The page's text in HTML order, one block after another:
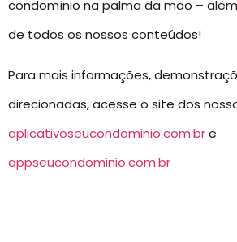
condomínio na palma da mão –
de todos os nossos conteúdos!
Para mais informações,
direcionadas, acesse o site dos
aplicativoseucondominio.com.bre
appseucondominio.com.br